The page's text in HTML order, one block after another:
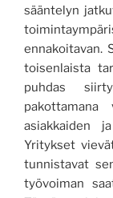
sääntelyn
ennakoitavan.
toisenlaista
puhdas
pakottamana
asiakkaiden
Yritykset
tunnistavat
työvoiman